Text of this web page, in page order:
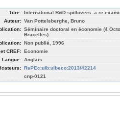
Titre: International R&D spillovers: a re-
Auteur: Van Pottelsberghe, Bruno
Séminaire doctoral en économie (4
Bruxelles)
Non publié, 1996
CREF: Economie
Langue: Anglais
RePEc:ulb:ulbeco:2013/42214
cnp-0121